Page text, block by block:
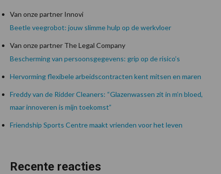
Van onze partner Innovi
Beetle veegrobot: jouw slimme hulp op de werkvloer
Van onze partner The Legal Company
Bescherming van persoonsgegevens: grip op de risico’s
Hervorming flexibele arbeidscontracten kent mitsen en maren
Freddy van de Ridder Cleaners: “Glazenwassen zit in m’n bloed,
maar innoveren is mijn toekomst”
Friendship Sports Centre maakt vrienden voor het leven
Recente reacties